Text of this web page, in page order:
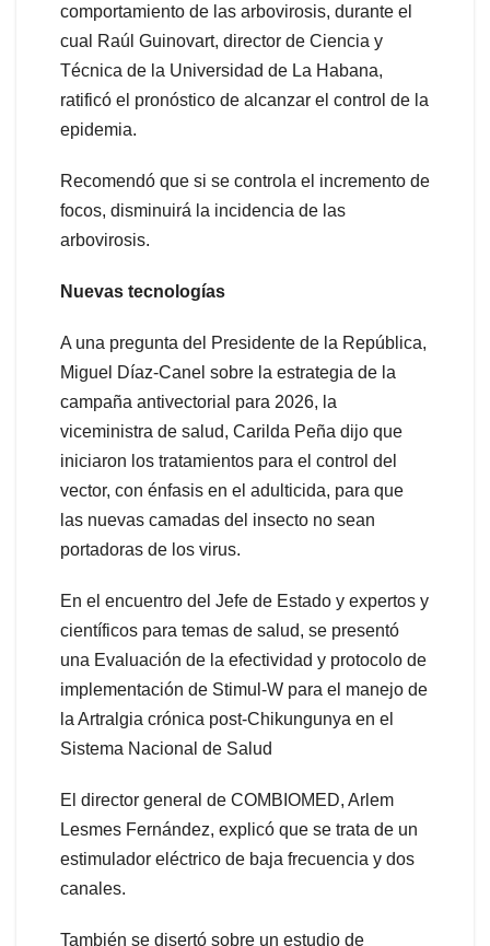
comportamiento de las arbovirosis, durante el
cual Raúl Guinovart, director de Ciencia y
Técnica de la Universidad de La Habana,
ratificó el pronóstico de alcanzar el control de la
epidemia.
Recomendó que si se controla el incremento de
focos, disminuirá la incidencia de las
arbovirosis.
Nuevas tecnologías
A una pregunta del Presidente de la República,
Miguel Díaz-Canel sobre la estrategia de la
campaña antivectorial para 2026, la
viceministra de salud, Carilda Peña dijo que
iniciaron los tratamientos para el control del
vector, con énfasis en el adulticida, para que
las nuevas camadas del insecto no sean
portadoras de los virus.
En el encuentro del Jefe de Estado y expertos y
científicos para temas de salud, se presentó
una Evaluación de la efectividad y protocolo de
implementación de Stimul-W para el manejo de
la Artralgia crónica post-Chikungunya en el
Sistema Nacional de Salud
El director general de COMBIOMED, Arlem
Lesmes Fernández, explicó que se trata de un
estimulador eléctrico de baja frecuencia y dos
canales.
También se disertó sobre un estudio de